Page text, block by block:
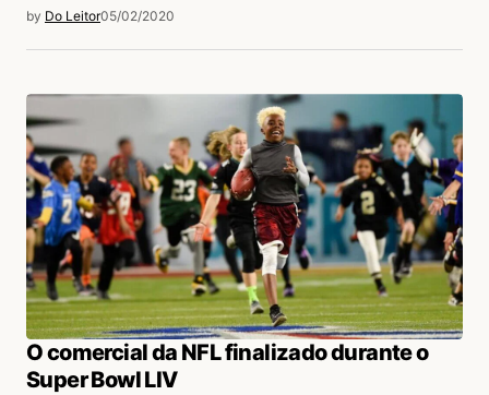
by Do Leitor05/02/2020
O comercial da NFL finalizado durante o
Super Bowl LIV